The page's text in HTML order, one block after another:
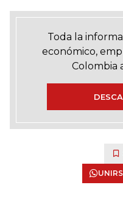
Toda la
económico,
Colombia